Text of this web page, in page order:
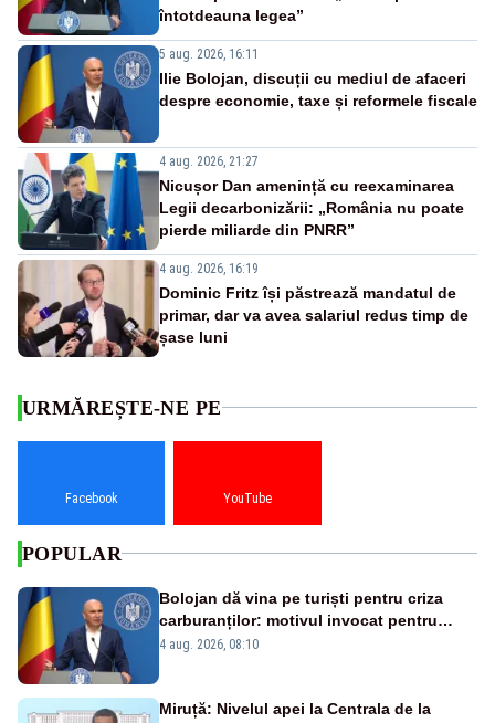
întotdeauna legea”
5 aug. 2026, 16:11
Ilie Bolojan, discuții cu mediul de afaceri
despre economie, taxe și reformele fiscale
4 aug. 2026, 21:27
Nicușor Dan amenință cu reexaminarea
Legii decarbonizării: „România nu poate
pierde miliarde din PNRR”
4 aug. 2026, 16:19
Dominic Fritz își păstrează mandatul de
primar, dar va avea salariul redus timp de
șase luni
URMĂREȘTE-NE PE
Facebook YouTube
POPULAR
Bolojan dă vina pe turiști pentru criza
carburanților: motivul invocat pentru
scumpirile de la pompă
4 aug. 2026, 08:10
Miruță: Nivelul apei la Centrala de la